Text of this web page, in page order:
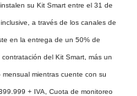
su Kit Smart entre el 31 de
a través de los canales de
en la entrega de un 50% de
del Kit Smart, más un
mientras cuente con su
+ IVA, Cuota de monitoreo